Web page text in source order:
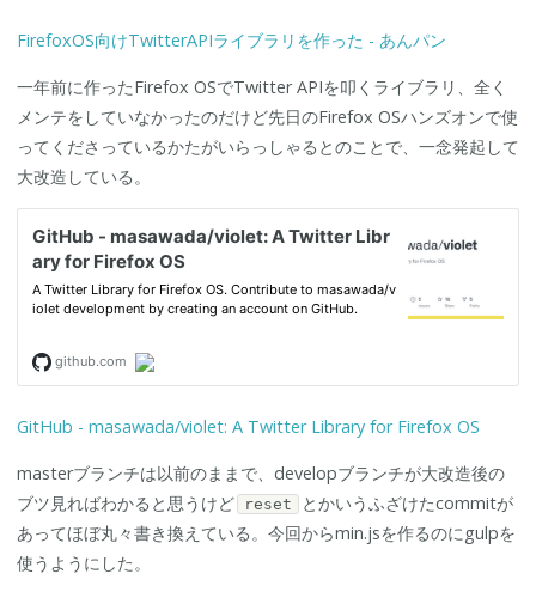
FirefoxOS向けTwitterAPIライブラリを作った - あんパン
一年前に作ったFirefox OSでTwitter APIを叩くライブラリ、全く
メンテをしていなかったのだけど先日のFirefox OSハンズオンで使
ってくださっているかたがいらっしゃるとのことで、一念発起して
大改造している。
GitHub - masawada/violet: A Twitter Library for Firefox OS
masterブランチは以前のままで、developブランチが大改造後の
ブツ見ればわかると思うけど
reset
とかいうふざけたcommitが
あってほぼ丸々書き換えている。今回からmin.jsを作るのにgulpを
使うようにした。